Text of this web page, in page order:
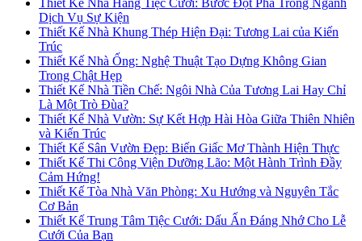
Thiết Kế Nhà Hàng Tiệc Cưới: Bước Đột Phá Trong Ngành
Dịch Vụ Sự Kiện
Thiết Kế Nhà Khung Thép Hiện Đại: Tương Lai của Kiến
Trúc
Thiết Kế Nhà Ống: Nghệ Thuật Tạo Dựng Không Gian
Trong Chật Hẹp
Thiết Kế Nhà Tiền Chế: Ngôi Nhà Của Tương Lai Hay Chỉ
Là Một Trò Đùa?
Thiết Kế Nhà Vườn: Sự Kết Hợp Hài Hòa Giữa Thiên Nhiên
và Kiến Trúc
Thiết Kế Sân Vườn Đẹp: Biến Giấc Mơ Thành Hiện Thực
Thiết Kế Thi Công Viện Dưỡng Lão: Một Hành Trình Đầy
Cảm Hứng!
Thiết Kế Tòa Nhà Văn Phòng: Xu Hướng và Nguyên Tắc
Cơ Bản
Thiết Kế Trung Tâm Tiệc Cưới: Dấu Ấn Đáng Nhớ Cho Lễ
Cưới Của Bạn